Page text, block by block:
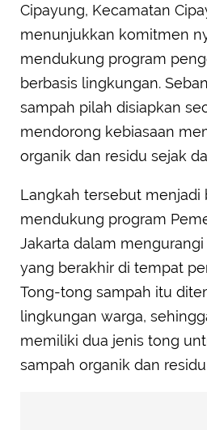
Cipayung, Kecamatan
menunjukkan komitmen
mendukung program
berbasis lingkungan.
sampah pilah disiapkan
mendorong kebiasaan
organik dan residu sejak
Langkah tersebut menjadi
mendukung program
Jakarta dalam
yang berakhir di tempat
Tong-tong sampah itu
lingkungan warga,
memiliki dua jenis tong
sampah organik dan